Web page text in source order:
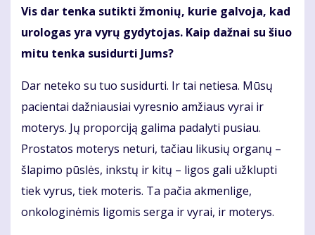
Vis dar tenka sutikti žmonių, kurie galvoja, kad
urologas yra vyrų gydytojas. Kaip dažnai su šiuo
mitu tenka susidurti Jums?
Dar neteko su tuo susidurti. Ir tai netiesa. Mūsų
pacientai dažniausiai vyresnio amžiaus vyrai ir
moterys. Jų proporciją galima padalyti pusiau.
Prostatos moterys neturi, tačiau likusių organų –
šlapimo pūslės, inkstų ir kitų – ligos gali užklupti
tiek vyrus, tiek moteris. Ta pačia akmenlige,
onkologinėmis ligomis serga ir vyrai, ir moterys.